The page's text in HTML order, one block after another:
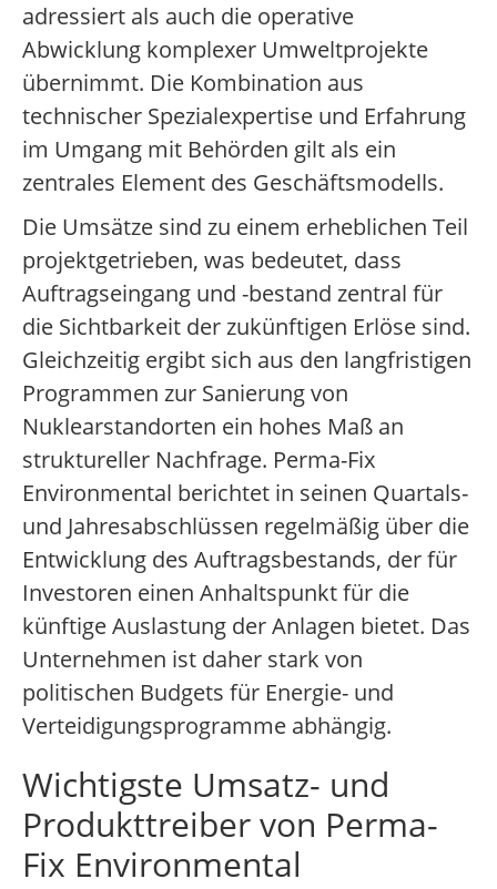
adressiert als auch die operative
Abwicklung komplexer Umweltprojekte
übernimmt. Die Kombination aus
technischer Spezialexpertise und Erfahrung
im Umgang mit Behörden gilt als ein
zentrales Element des Geschäftsmodells.
Die Umsätze sind zu einem erheblichen Teil
projektgetrieben, was bedeutet, dass
Auftragseingang und -bestand zentral für
die Sichtbarkeit der zukünftigen Erlöse sind.
Gleichzeitig ergibt sich aus den langfristigen
Programmen zur Sanierung von
Nuklearstandorten ein hohes Maß an
struktureller Nachfrage. Perma-Fix
Environmental berichtet in seinen Quartals-
und Jahresabschlüssen regelmäßig über die
Entwicklung des Auftragsbestands, der für
Investoren einen Anhaltspunkt für die
künftige Auslastung der Anlagen bietet. Das
Unternehmen ist daher stark von
politischen Budgets für Energie- und
Verteidigungsprogramme abhängig.
Wichtigste Umsatz- und
Produkttreiber von Perma-
Fix Environmental